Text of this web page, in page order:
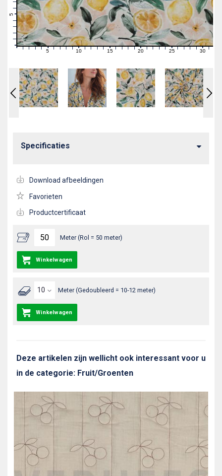
0
2
5
6
0 1 2 3 4 6 7 891011121314 1516171819202122232425 2627282930 31
Meter (Rol = 50 meter)
Winkelwagen
Meter (Gedoubleerd = 10-12 meter)
Winkelwagen
Specificaties
Download afbeeldingen
Favorieten
Productcertificaat
Deze artikelen zijn wellicht ook interessant voor u
in de categorie: Fruit/Groenten